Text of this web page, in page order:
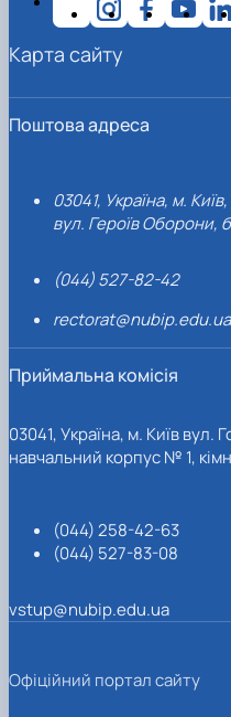
Поштова адреса
03041, Україна, м. Київ,
вул. Героїв Оборони,
(044) 527-82-42
rectorat@nubip.edu.ua
Приймальна комісія
03041, Україна, м. Київ вул.
навчальний корпус № 1,
(044) 258-42-63
(044) 527-83-08
vstup@nubip.edu.ua
Карта сайту
Офіційний портал сайту